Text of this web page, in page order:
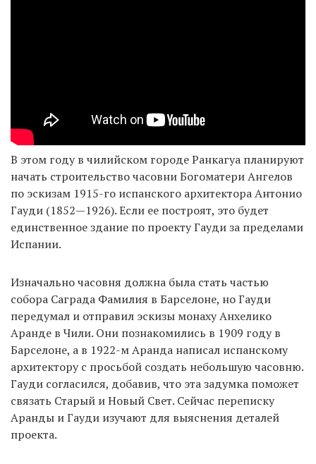
В этом году в чилийском городе Ранкагуа планируют
начать строительство часовни Богоматери Ангелов
по эскизам 1915-го испанского архитектора Антонио
Гауди (1852—1926). Если ее построят, это будет
единственное здание по проекту Гауди за пределами
Испании.
Изначально часовня должна была стать частью
собора Саграда Фамилия в Барселоне, но Гауди
передумал и отправил эскизы монаху Анхелико
Аранде в Чили. Они познакомились в 1909 году в
Барселоне, а в 1922-м Аранда написал испанскому
архитектору с просьбой создать небольшую часовню.
Гауди согласился, добавив, что эта задумка поможет
связать Старый и Новый Свет. Сейчас переписку
Аранды и Гауди изучают для выяснения деталей
проекта.